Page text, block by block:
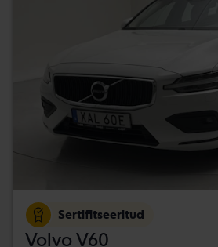
Sertifitseeritud
Volvo V60